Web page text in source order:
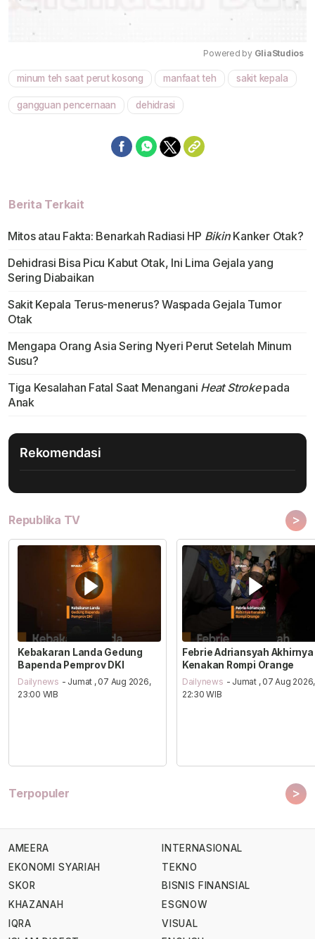
Mute
Powered by GliaStudios
minum teh saat perut kosong manfaat teh sakit kepala
gangguan pencernaan dehidrasi
Berita Terkait
Mitos atau Fakta: Benarkah Radiasi HP BikinKanker Otak?
Dehidrasi Bisa Picu Kabut Otak, Ini Lima Gejala yang
Sering Diabaikan
Sakit Kepala Terus-menerus? Waspada Gejala Tumor
Otak
Mengapa Orang Asia Sering Nyeri Perut Setelah Minum
Susu?
Tiga Kesalahan Fatal Saat Menangani Heat Strokepada
Anak
Rekomendasi
Republika TV >
Kebakaran Landa Gedung
Bapenda Pemprov DKI
Dailynews - Jumat , 07 Aug 2026,
23:00 WIB
Febrie Adriansyah Akhirnya
Kenakan Rompi Orange
Dailynews - Jumat , 07 Aug 2026,
22:30 WIB
Terpopuler >
AMEERA
EKONOMI SYARIAH
SKOR
KHAZANAH
IQRA
INTERNASIONAL
TEKNO
BISNIS FINANSIAL
ESGNOW
VISUAL